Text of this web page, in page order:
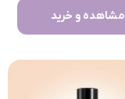
مشاهده و خرید